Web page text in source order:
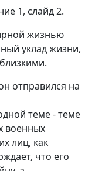
1, слайд 2.
жизнью
уклад жизни,
отправился на
теме - теме
военных
лиц, как
что его